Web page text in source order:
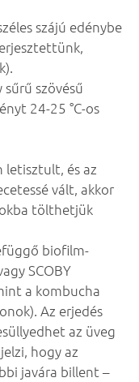
szájú edénybe
sűrű szövésű
24-25 °C-os
letisztult, és az
vált, akkor
tölthetjük
biofilm-
SCOBY
a kombucha
Az erjedés
az üveg
hogy az
javára billent –